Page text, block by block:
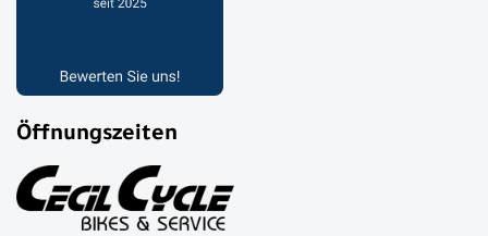
Öffnungszeiten